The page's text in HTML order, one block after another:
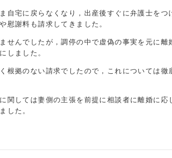
自宅に戻らなくなり，出産後すぐに弁護士を
慰謝料も請求してきました。
せんでしたが，調停の中で虚偽の事実を元に
しました。
根拠のない請求でしたので，これについては
関しては妻側の主張を前提に相談者に離婚に
した。